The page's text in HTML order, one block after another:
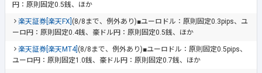
円：原則固定0.5銭、ほか
楽天証券[楽天FX] (8/8まで、例外あり)■ユーロドル：原則固定0.3pips、ユ
ーロ円：原則固定0.4銭、豪ドル円：原則固定0.5銭、ほか
楽天証券[楽天MT4] (8/8まで、例外あり)■ユーロドル：原則固定0.5pips、
ユーロ円：原則固定1.0銭、豪ドル円：原則固定0.7銭、ほか